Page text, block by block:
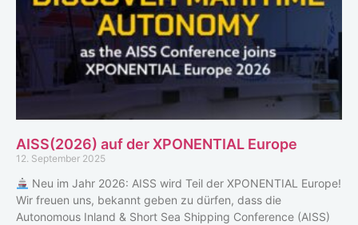
AISS(2026) auf der XPONENTIAL Europe
12. September 2025
Neu im Jahr 2026: AISS wird Teil der XPONENTIAL Europe!
Wir freuen uns, bekannt geben zu dürfen, dass die
Autonomous Inland & Short Sea Shipping Conference (AISS)